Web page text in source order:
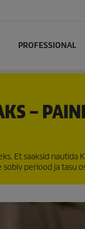
PROFESSIONAL
–
Et saaksid nautida
periood ja tasu